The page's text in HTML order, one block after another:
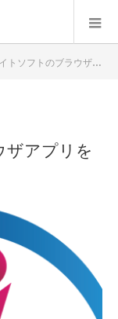
トのブラウザアプリを開発しました
ザアプリを